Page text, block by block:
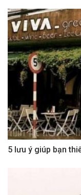
5 lưu ý giúp bạn